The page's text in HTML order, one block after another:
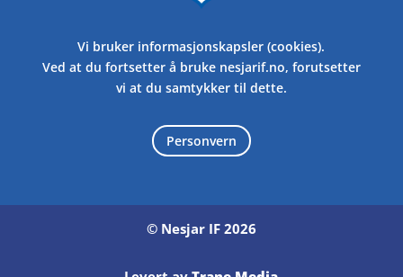
Vi bruker informasjonskapsler (cookies).
Ved at du fortsetter å bruke nesjarif.no, forutsetter
vi at du samtykker til dette.
Personvern
© Nesjar IF 2026